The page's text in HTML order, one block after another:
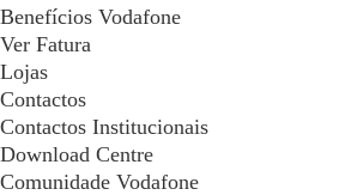
Benefícios Vodafone
Ver Fatura
Lojas
Contactos
Contactos Institucionais
Download Centre
Comunidade Vodafone